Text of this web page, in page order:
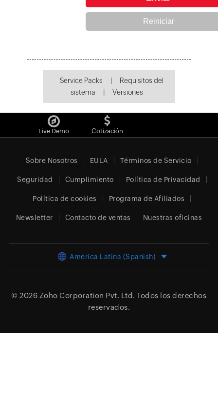
Service Packs
Requisitos del
sistema
Versiones
Live Demo Cotización
Sobre Nosotros EULA Términos de Servicio
Seguridad Cumplimiento Política de Privacidad
Política de cookies Programa de Afiliados
Newsletter Contacto de ventas Nuestras oficinas
América Latina (Spanish)
© 2026 Zoho Corporation Pvt. Ltd. Todos los derechos
reservados.